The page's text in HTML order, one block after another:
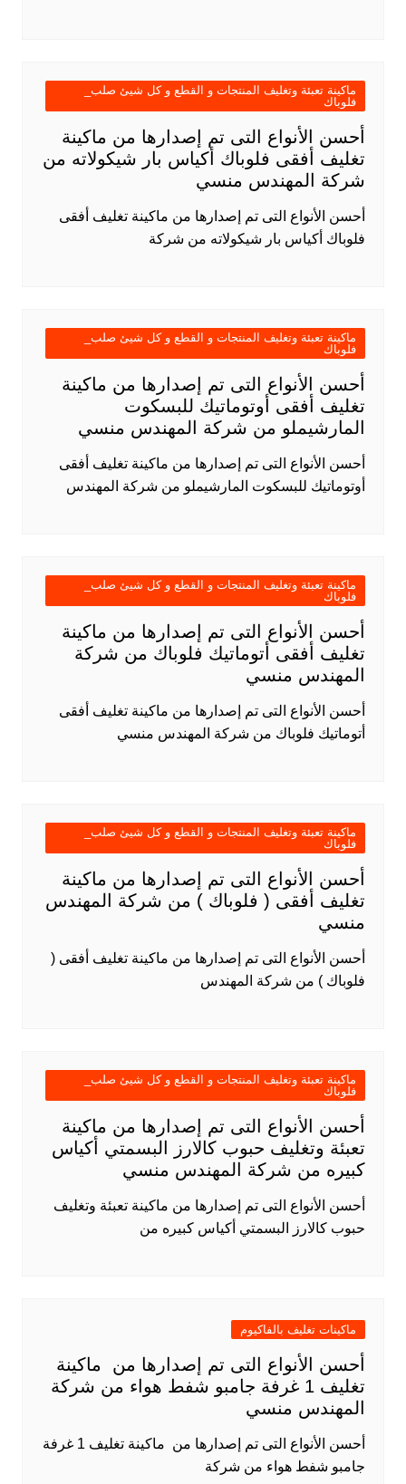
ماكينة تعبئة وتغليف المنتجات و القطع و كل شيئ صلب_
فلوباك
أحسن الأنواع التى تم إصدارها من ماكينة
تغليف أفقى فلوباك أكياس بار شيكولاته من
شركة المهندس منسي
أحسن الأنواع التى تم إصدارها من ماكينة تغليف أفقى
فلوباك أكياس بار شيكولاته من شركة
ماكينة تعبئة وتغليف المنتجات و القطع و كل شيئ صلب_
فلوباك
أحسن الأنواع التى تم إصدارها من ماكينة
تغليف أفقى أوتوماتيك للبسكوت
المارشيملو من شركة المهندس منسي
أحسن الأنواع التى تم إصدارها من ماكينة تغليف أفقى
أوتوماتيك للبسكوت المارشيملو من شركة المهندس
ماكينة تعبئة وتغليف المنتجات و القطع و كل شيئ صلب_
فلوباك
أحسن الأنواع التى تم إصدارها من ماكينة
تغليف أفقى أتوماتيك فلوباك من شركة
المهندس منسي
أحسن الأنواع التى تم إصدارها من ماكينة تغليف أفقى
أتوماتيك فلوباك من شركة المهندس منسي
ماكينة تعبئة وتغليف المنتجات و القطع و كل شيئ صلب_
فلوباك
أحسن الأنواع التى تم إصدارها من ماكينة
تغليف أفقى ( فلوباك ) من شركة المهندس
منسي
أحسن الأنواع التى تم إصدارها من ماكينة تغليف أفقى (
فلوباك ) من شركة المهندس
ماكينة تعبئة وتغليف المنتجات و القطع و كل شيئ صلب_
فلوباك
أحسن الأنواع التى تم إصدارها من ماكينة
تعبئة وتغليف حبوب كالارز البسمتي أكياس
كبيره من شركة المهندس منسي
أحسن الأنواع التى تم إصدارها من ماكينة تعبئة وتغليف
حبوب كالارز البسمتي أكياس كبيره من
ماكينات تغليف بالفاكيوم
أحسن الأنواع التى تم إصدارها من ماكينة
تغليف 1 غرفة جامبو شفط هواء من شركة
المهندس منسي
أحسن الأنواع التى تم إصدارها من ماكينة تغليف 1 غرفة
جامبو شفط هواء من شركة